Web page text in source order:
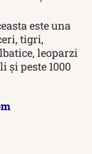
este una
tigri,
leoparzi
și peste 1000